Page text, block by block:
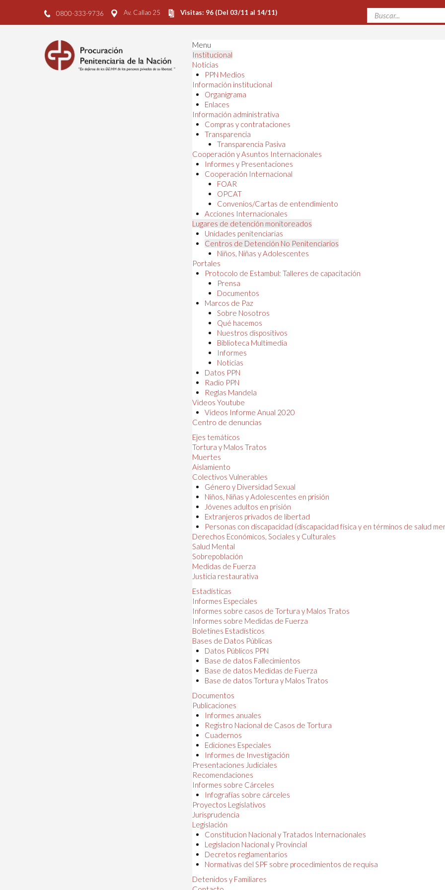
0800-333-9736 Av. Callao 25 Visitas: 96 (Del 03/11 al 14/11)
Menu
Institucional
Noticias
PPN Medios
Información institucional
Organigrama
Enlaces
Información administrativa
Compras y contrataciones
Transparencia
Transparencia Pasiva
Cooperación y Asuntos Internacionales
Informes y Presentaciones
Cooperación Internacional
FOAR
OPCAT
Convenios/Cartas de entendimiento
Acciones Internacionales
Lugares de detención monitoreados
Unidades penitenciarias
Centros de Detención No Penitenciarios
Niños, Niñas y Adolescentes
Portales
Protocolo de Estambul: Talleres de capacitación
Prensa
Documentos
Marcos de Paz
Sobre Nosotros
Qué hacemos
Nuestros dispositivos
Biblioteca Multimedia
Informes
Noticias
Datos PPN
Radio PPN
Reglas Mandela
Videos Youtube
Videos Informe Anual 2020
Centro de denuncias
Ejes temáticos
Tortura y Malos Tratos
Muertes
Aislamiento
Colectivos Vulnerables
Género y Diversidad Sexual
Niños, Niñas y Adolescentes en prisión
Jóvenes adultos en prisión
Extranjeros privados de libertad
Personas con discapacidad (discapacidad física y en términos de salud
Derechos Económicos, Sociales y Culturales
Salud Mental
Sobrepoblación
Medidas de Fuerza
Justicia restaurativa
Estadísticas
Informes Especiales
Informes sobre casos de Tortura y Malos Tratos
Informes sobre Medidas de Fuerza
Boletines Estadísticos
Bases de Datos Públicas
Datos Públicos PPN
Base de datos Fallecimientos
Base de datos Medidas de Fuerza
Base de datos Tortura y Malos Tratos
Documentos
Publicaciones
Informes anuales
Registro Nacional de Casos de Tortura
Cuadernos
Ediciones Especiales
Informes de Investigación
Presentaciones Judiciales
Recomendaciones
Informes sobre Cárceles
Infografías sobre cárceles
Proyectos Legislativos
Jurisprudencia
Legislación
Constitucion Nacional y Tratados Internacionales
Legislacion Nacional y Provincial
Decretos reglamentarios
Normativas del SPF sobre procedimientos de requisa
Detenidos y Familiares